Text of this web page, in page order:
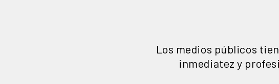
Los medios públicos
inmediatez y